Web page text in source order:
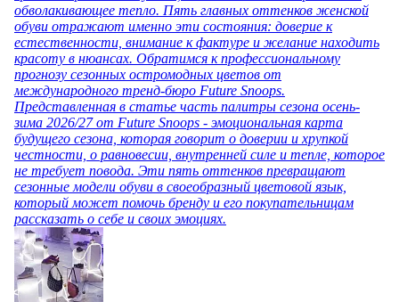
обволакивающее тепло. Пять главных оттенков женской
обуви отражают именно эти состояния: доверие к
естественности, внимание к фактуре и желание находить
красоту в нюансах. Обратимся к профессиональному
прогнозу сезонных остромодных цветов от
международного тренд-бюро Future Snoops.
Представленная в статье часть палитры сезона осень-
зима 2026/27 от Future Snoops - эмоциональная карта
будущего сезона, которая говорит о доверии и хрупкой
честности, о равновесии, внутренней силе и тепле, которое
не требует повода. Эти пять оттенков превращают
сезонные модели обуви в своеобразный цветовой язык,
который может помочь бренду и его покупательницам
рассказать о себе и своих эмоциях.